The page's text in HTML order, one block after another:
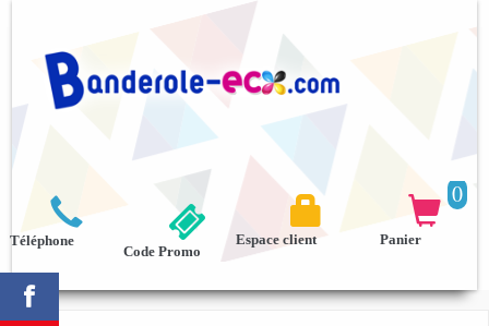


Téléphone
0

Panier

Espace client
Code Promo